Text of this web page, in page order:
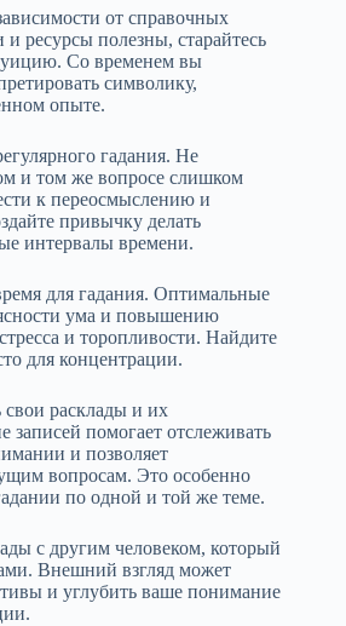
от справочных
ресурсы полезны, старайтесь
Со временем вы
символику,
опыте.
гадания. Не
и том же вопросе слишком
к переосмыслению и
привычку делать
интервалы времени.
для гадания. Оптимальные
ума и повышению
и торопливости. Найдите
для концентрации.
свои расклады и их
записей помогает отслеживать
и позволяет
вопросам. Это особенно
по одной и той же теме.
с другим человеком, который
Внешний взгляд может
и углубить ваше понимание